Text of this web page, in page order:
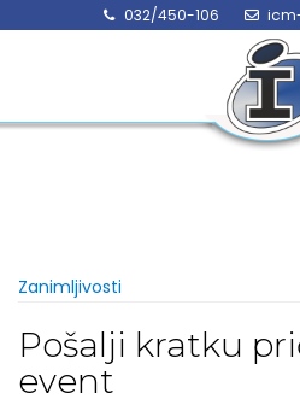
032/450-106
Zanimljivosti
Pošalji kratku
event